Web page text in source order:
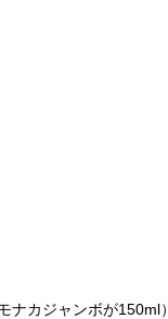
カジャンボが150ml）